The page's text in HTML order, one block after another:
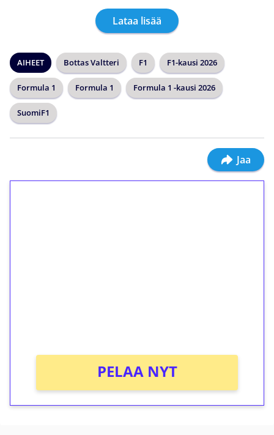
Lataa lisää
AIHEET Bottas Valtteri F1 F1-kausi 2026
Formula 1 Formula 1 Formula 1 -kausi 2026
SuomiF1
Jaa
PELAA NYT